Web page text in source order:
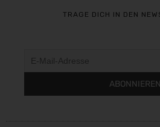
TRAGE DICH IN DEN